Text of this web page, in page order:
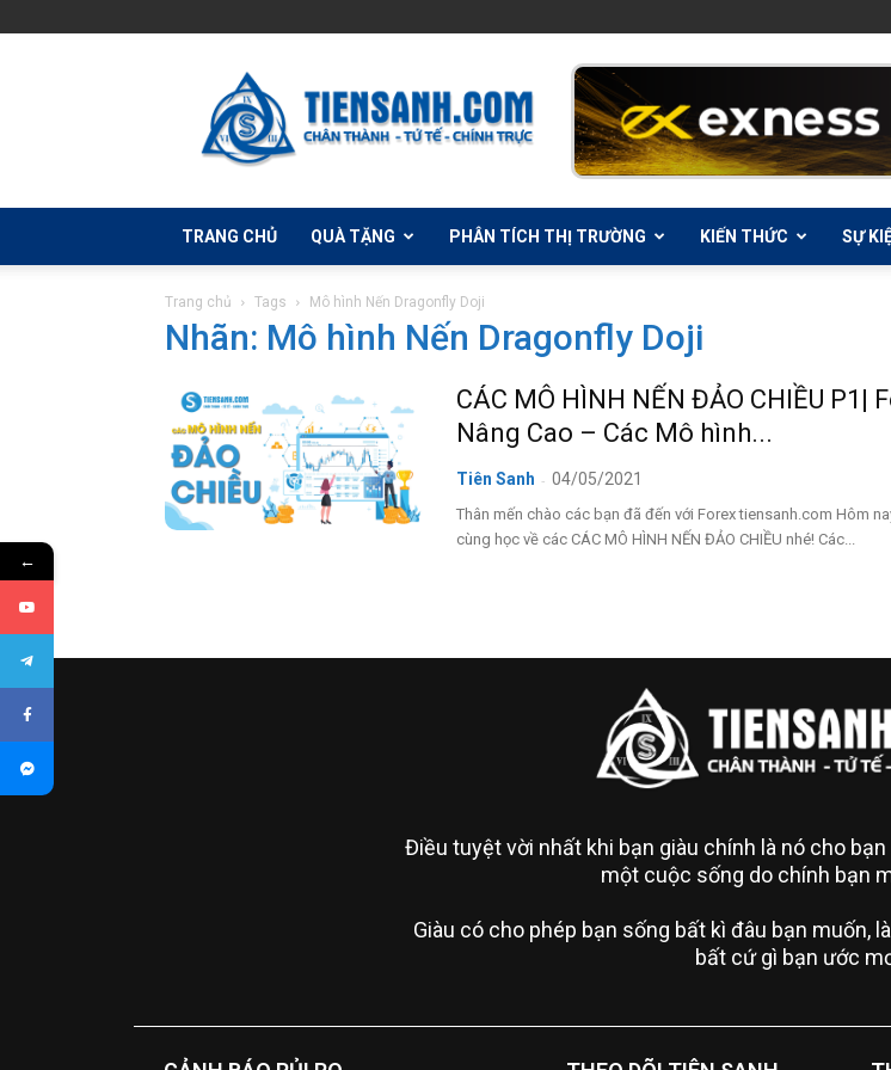
Đầu
Tư
Tiên
Sanh
TRANG CHỦ QUÀ TẶNG PHÂN TÍCH THỊ TRƯỜNG KIẾN THỨC SỰ
Trang chủ Tags Mô hình Nến Dragonfly Doji
Nhãn: Mô hình Nến Dragonfly Doji
CÁC MÔ HÌNH NẾN ĐẢO CHIỀU P1|
Nâng Cao – Các Mô hình...
Tiên Sanh - 04/05/2021
Thân mến chào các bạn đã đến với Forex tiensanh.com Hôm
cùng học về các CÁC MÔ HÌNH NẾN ĐẢO CHIỀU nhé! Các...
Điều tuyệt vời nhất khi bạn giàu chính là nó cho
một cuộc sống do chính bạn
Giàu có cho phép bạn sống bất kì đâu bạn muốn,
bất cứ gì bạn ước
←